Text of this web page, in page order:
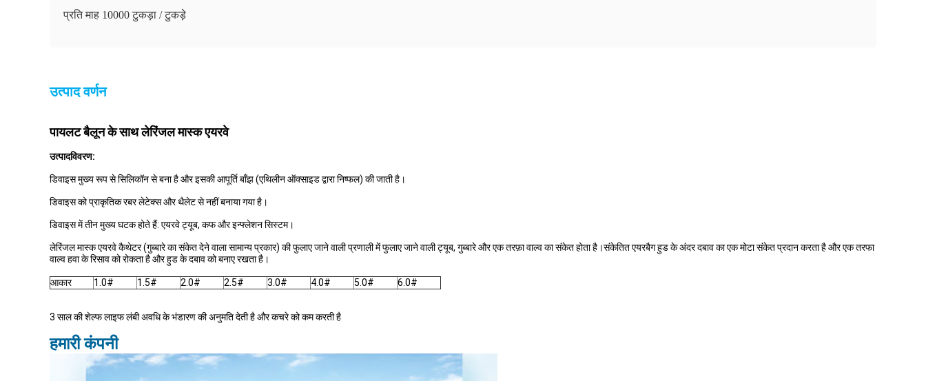
प्रति माह 10000 टुकड़ा / टुकड़े
उत्पाद वर्णन
पायलट बैलून के साथ लेरिंजल मास्क एयरवे
उत्पादविवरण:
डिवाइस मुख्य रूप से सिलिकॉन से बना है और इसकी आपूर्ति बाँझ (एथिलीन ऑक्साइड द्वारा निष्फल) की जाती है।
डिवाइस को प्राकृतिक रबर लेटेक्स और थैलेट से नहीं बनाया गया है।
डिवाइस में तीन मुख्य घटक होते हैं: एयरवे ट्यूब, कफ और इन्फ्लेशन सिस्टम।
लेरिंजल मास्क एयरवे कैथेटर (गुब्बारे का संकेत देने वाला सामान्य प्रकार) की फुलाए जाने वाली प्रणाली में फुलाए जाने वाली ट्यूब, गुब्बारे और एक तरफ़ा वाल्व का संकेत होता है।संकेतित एयरबैग हुड के अंदर दबाव का एक मोटा संकेत प्रदान करता है और एक तरफा
वाल्व हवा के रिसाव को रोकता है और हुड के दबाव को बनाए रखता है।
आकार 1.0# 1.5# 2.0# 2.5# 3.0# 4.0# 5.0# 6.0#
3 साल की शेल्फ लाइफ लंबी अवधि के भंडारण की अनुमति देती है और कचरे को कम करती है
हमारी कंपनी